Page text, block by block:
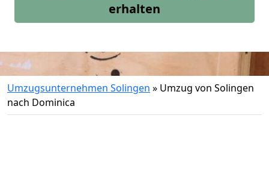
erhalten
Umzugsunternehmen Solingen » Umzug von Solingen
nach Dominica